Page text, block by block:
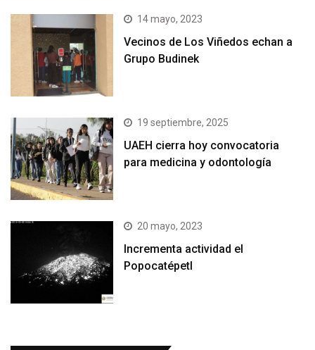
14 mayo, 2023
Vecinos de Los Viñedos echan a
Grupo Budinek
19 septiembre, 2025
UAEH cierra hoy convocatoria
para medicina y odontología
20 mayo, 2023
Incrementa actividad el
Popocatépetl